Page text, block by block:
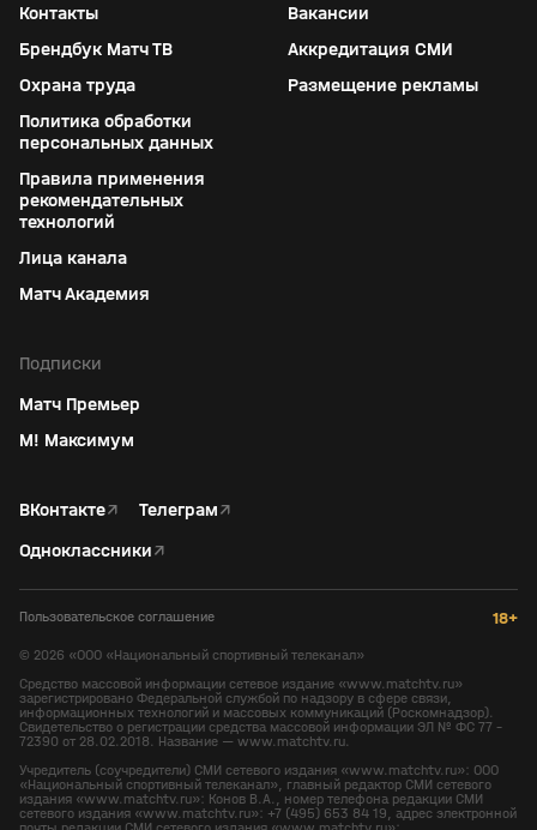
Контакты
Брендбук Матч ТВ
Охрана труда
Политика обработки
персональных данных
Правила применения
рекомендательных
технологий
Лица канала
Матч Академия
Вакансии
Аккредитация СМИ
Размещение рекламы
Подписки
Матч Премьер
М! Максимум
ВКонтакте↗ Телеграм↗
Одноклассники↗
Пользовательское соглашение 18+
© 2026 «ООО «Национальный спортивный телеканал»
Средство массовой информации сетевое издание «www.matchtv.ru»
зарегистрировано Федеральной службой по надзору в сфере связи,
информационных технологий и массовых коммуникаций (Роскомнадзор).
Свидетельство о регистрации средства массовой информации ЭЛ № ФС 77 -
72390 от 28.02.2018. Название — www.matchtv.ru.
Учредитель (соучредители) СМИ сетевого издания «www.matchtv.ru»: ООО
«Национальный спортивный телеканал», главный редактор СМИ сетевого
издания «www.matchtv.ru»: Конов В.А., номер телефона редакции СМИ
сетевого издания «www.matchtv.ru»: +7 (495) 653 84 19, адрес электронной